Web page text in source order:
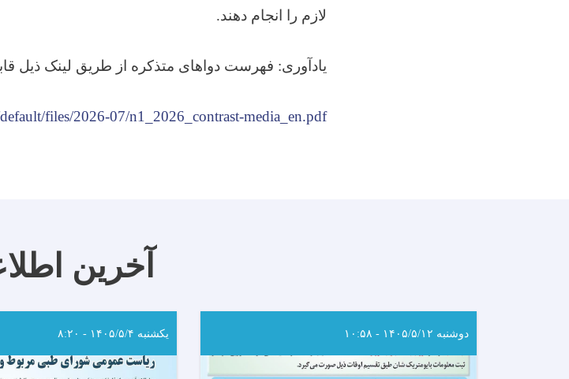
لازم را انجام دهند.
یادآوری: فهرست دواهای متذکره از طریق لینک ذیل
files/2026-07/n1_2026_contrast-media_en.pdf
آخرین
دوشنبه ۱۴۰۵/۵/۱۲ - ۱۰:۵۸ یکشنبه ۱۴۰۵/۵/۴ - ۸:۲۰